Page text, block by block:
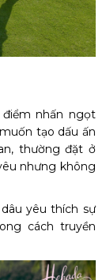
nhấn ngọt
tạo dấu ấn
thường đặt ở
nhưng không
yêu thích sự
cách truyền